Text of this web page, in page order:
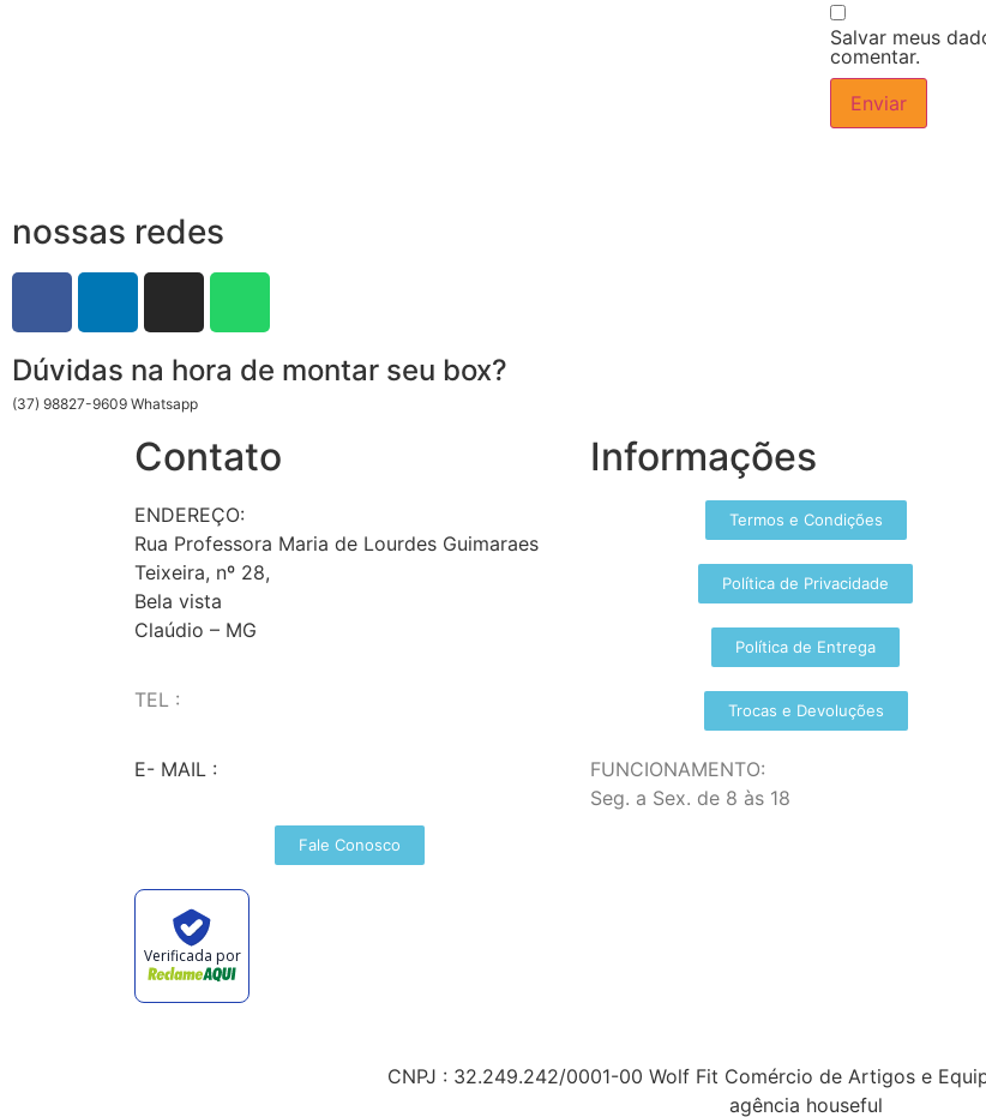
Salvar meus
comentar.
nossas redes
Dúvidas na hora de montar seu box?
(37) 98827-9609 Whatsapp
Contato
ENDEREÇO:
Rua Professora Maria de Lourdes Guimaraes
Teixeira, nº 28,
Bela vista
Claúdio – MG
TEL :
E- MAIL :
Fale Conosco
Informações
Termos e Condições
Política de Privacidade
Política de Entrega
Trocas e Devoluções
FUNCIONAMENTO:
Seg. a Sex. de 8 às 18
Verificada por
CNPJ : 32.249.242/0001-00 Wolf Fit Comércio de Artigos e
agência houseful